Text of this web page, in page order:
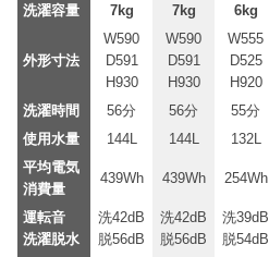
洗濯容量 7kg 7kg 6kg
外形寸法
W590
D591
H930
W590
D591
H930
W555
D525
H920
洗濯時間
56分 56分 55分
使用水量
144L 144L 132L
平均電気
消費量
439Wh 439Wh 254Wh
運転音
洗濯脱水
洗42dB
脱56dB
洗42dB
脱56dB
洗39dB
脱54dB